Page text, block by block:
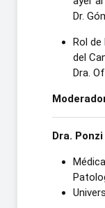
Dr.
Rol
del
Dra.
Dra.